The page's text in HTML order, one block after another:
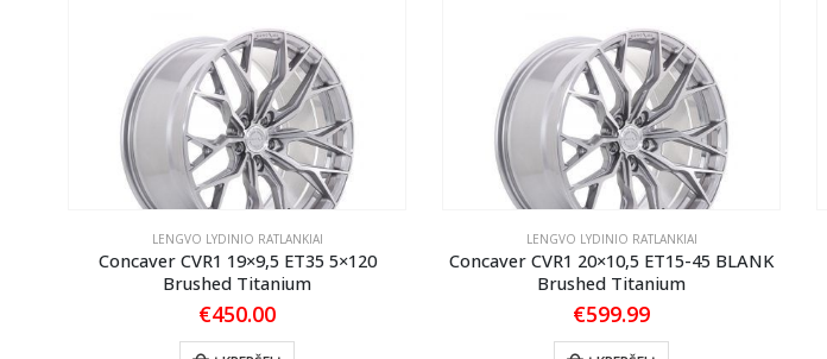
LENGVO LYDINIO RATLANKIAI
Concaver CVR1 19×9,5 ET35 5×120
Brushed Titanium
€450.00
LENGVO LYDINIO RATLANKIAI
Concaver CVR1 20×10,5 ET15-45 BLANK
Brushed Titanium
€599.99